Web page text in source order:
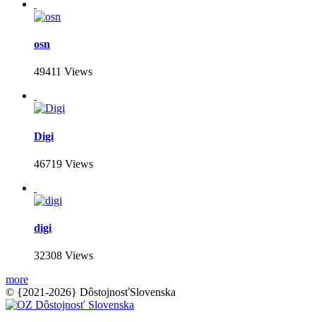
osn
49411 Views
Digi
46719 Views
digi
32308 Views
more
© {2021-2026} DôstojnosťSlovenska